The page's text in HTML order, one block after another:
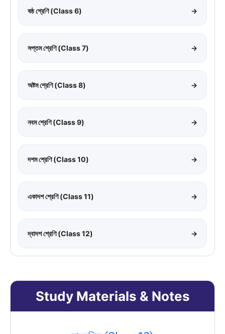
ষষ্ঠ শ্রেণি (Class 6) →
সপ্তম শ্রেণি (Class 7) →
অষ্টম শ্রেণি (Class 8) →
নবম শ্রেণি (Class 9) →
দশম শ্রেণি (Class 10) →
একাদশ শ্রেণি (Class 11) →
দ্বাদশ শ্রেণি (Class 12) →
Study Materials & Notes